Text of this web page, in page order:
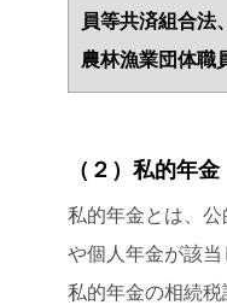
員等共済組合法
農林漁業団体職
（２）私的年金
私的年金とは、
や個人年金が該当
私的年金の相続税